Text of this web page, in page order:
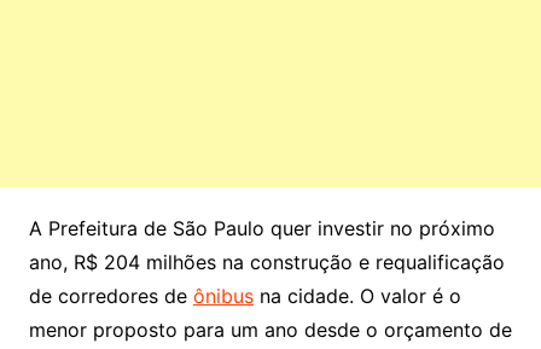
A Prefeitura de São Paulo quer investir no próximo
ano, R$ 204 milhões na construção e requalificação
de corredores de ônibusna cidade. O valor é o
menor proposto para um ano desde o orçamento de